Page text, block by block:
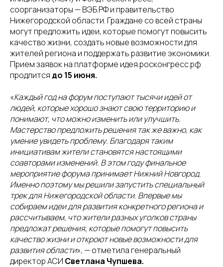
соорганизаторы — ВЭБ.РФ и правительство
Нижегородской области. Граждане со всей страны
могут предложить идеи, которые помогут повысить
качество жизни, создать новые возможности для
жителей региона и поддержать развитие экономики.
Прием заявок на платформе идея.росконгресс.рф
продлится до 15 июня.
«Каждый год на форум поступают тысячи идей от
людей, которые хорошо знают свою территорию и
понимают, что можно изменить или улучшить.
Мастерство предложить решения так же важно, как
умение увидеть проблему. Благодаря таким
инициативам жители становятся настоящими
соавторами изменений. В этом году финальное
мероприятие форума принимает Нижний Новгород.
Именно поэтому мы решили запустить специальный
трек для Нижегородской области. Впервые мы
собираем идеи для развития конкретного региона и
рассчитываем, что жители разных уголков страны
предложат решения, которые помогут повысить
качество жизни и откроют новые возможности для
развития области», — отметила генеральный
директор АСИ Светлана Чупшева.